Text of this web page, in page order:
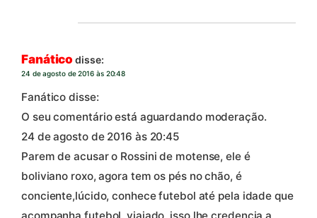
Fanático disse:
24 de agosto de 2016 às 20:48
Fanático disse:
O seu comentário está aguardando moderação.
24 de agosto de 2016 às 20:45
Parem de acusar o Rossini de motense, ele é
boliviano roxo, agora tem os pés no chão, é
conciente,lúcido, conhece futebol até pela idade que